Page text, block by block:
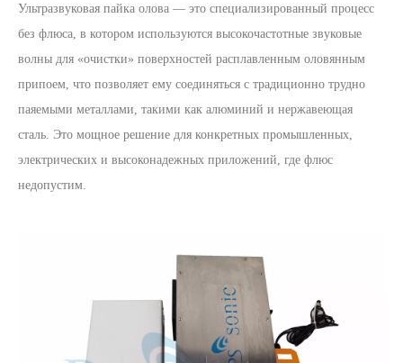
Ультразвуковая пайка олова — это специализированный процесс
без флюса, в котором используются высокочастотные звуковые
волны для «очистки» поверхностей расплавленным оловянным
припоем, что позволяет ему соединяться с традиционно трудно
паяемыми металлами, такими как алюминий и нержавеющая
сталь. Это мощное решение для конкретных промышленных,
электрических и высоконадежных приложений, где флюс
недопустим.